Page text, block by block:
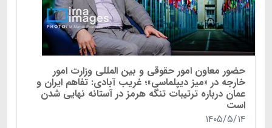
حضور معاون امور حقوقی و بین المللی وزارت امور
خارجه در «میز دیپلماسی»؛ غریب آبادی: تفاهم ایران و
عمان درباره ترتیبات تنگه هرمز در آستانه نهایی شدن
است
۱۴۰۵/۵/۱۴